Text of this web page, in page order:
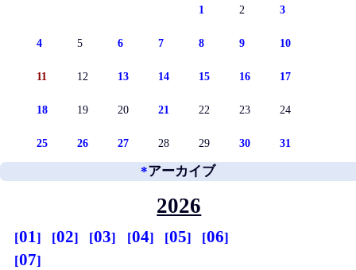
1 2 3
4 5 6 7 8 9 10
11 12 13 14 15 16 17
18 19 20 21 22 23 24
25 26 27 28 29 30 31
*アーカイブ
2026
01 02 03 04 05
06
07